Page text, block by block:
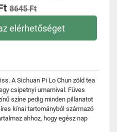
8645 Ft
elérhetőséget
A Sichuan Pi Lo Chun zöld tea
csipetnyi umamival. Füves
színe pedig minden pillanatot
kínai tartományból származó
ahhoz, hogy egész nap